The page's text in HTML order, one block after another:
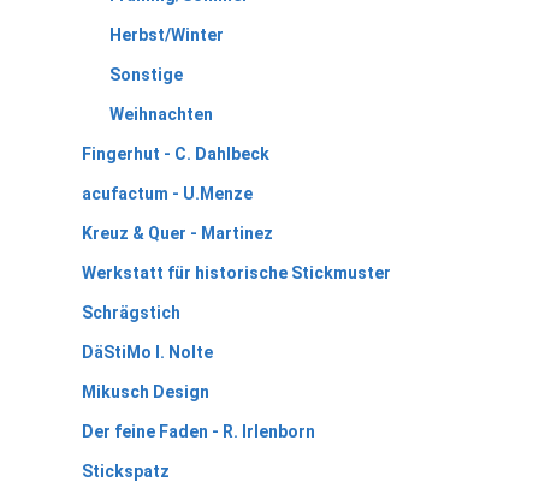
Herbst/Winter
Sonstige
Weihnachten
Fingerhut - C. Dahlbeck
acufactum - U.Menze
Kreuz & Quer - Martinez
Werkstatt für historische Stickmuster
Schrägstich
DäStiMo I. Nolte
Mikusch Design
Der feine Faden - R. Irlenborn
Stickspatz